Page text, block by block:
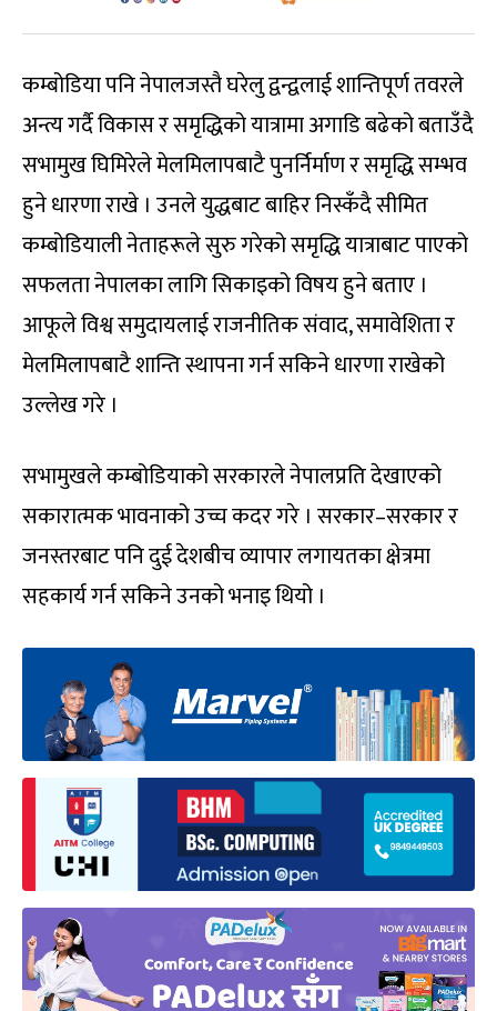
कम्बोडिया पनि नेपालजस्तै घरेलु द्वन्द्वलाई शान्तिपूर्ण तवरले
अन्त्य गर्दै विकास र समृद्धिको यात्रामा अगाडि बढेको बताउँदै
सभामुख घिमिरेले मेलमिलापबाटै पुनर्निर्माण र समृद्धि सम्भव
हुने धारणा राखे । उनले युद्धबाट बाहिर निस्कँदै सीमित
कम्बोडियाली नेताहरूले सुरु गरेको समृद्धि यात्राबाट पाएको
सफलता नेपालका लागि सिकाइको विषय हुने बताए ।
आफूले विश्व समुदायलाई राजनीतिक संवाद, समावेशिता र
मेलमिलापबाटै शान्ति स्थापना गर्न सकिने धारणा राखेको
उल्लेख गरे ।
सभामुखले कम्बोडियाको सरकारले नेपालप्रति देखाएको
सकारात्मक भावनाको उच्च कदर गरे । सरकार–सरकार र
जनस्तरबाट पनि दुई देशबीच व्यापार लगायतका क्षेत्रमा
सहकार्य गर्न सकिने उनको भनाइ थियो ।